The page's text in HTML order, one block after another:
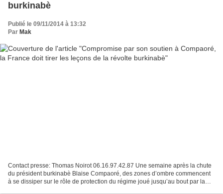
burkinabè
Publié le 09/11/2014 à 13:32
Par Mak
Contact presse: Thomas Noirot 06.16.97.42.87 Une semaine après la chute
du président burkinabè Blaise Compaoré, des zones d’ombre commencent
à se dissiper sur le rôle de protection du régime joué jusqu’au bout par la